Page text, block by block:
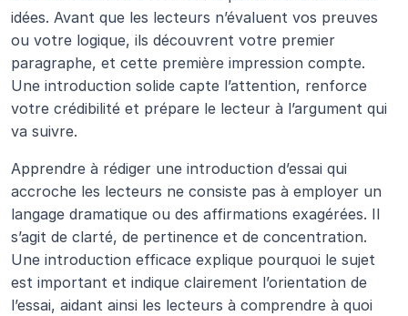
idées. Avant que les lecteurs n’évaluent vos preuves
ou votre logique, ils découvrent votre premier
paragraphe, et cette première impression compte.
Une introduction solide capte l’attention, renforce
votre crédibilité et prépare le lecteur à l’argument qui
va suivre.
Apprendre à rédiger une introduction d’essai qui
accroche les lecteurs ne consiste pas à employer un
langage dramatique ou des affirmations exagérées. Il
s’agit de clarté, de pertinence et de concentration.
Une introduction efficace explique pourquoi le sujet
est important et indique clairement l’orientation de
l’essai, aidant ainsi les lecteurs à comprendre à quoi